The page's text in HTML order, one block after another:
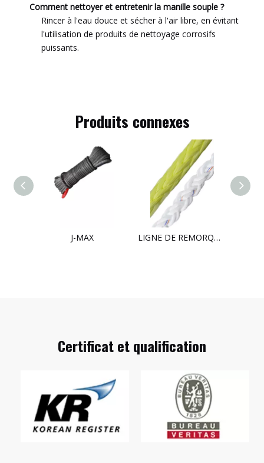
Comment nettoyer et entretenir la manille souple ?
Rincer à l'eau douce et sécher à l'air libre, en évitant
l'utilisation de produits de nettoyage corrosifs
puissants.
Produits connexes
J-MAX LIGNE DE REMORQUAGE
Certificat et qualification